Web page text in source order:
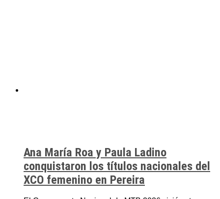
Ana María Roa y Paula Ladino
conquistaron los títulos nacionales del
XCO femenino en Pereira